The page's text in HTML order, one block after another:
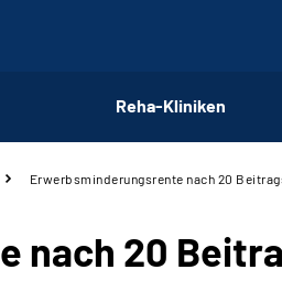
Reha-Kliniken
Erwerbsminderungsrente nach 20
nach 20